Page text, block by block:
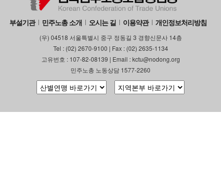
부설기관 민주노총 소개 오시는 길 이용약관 개인정보처리방침
(우) 04518 서울특별시 중구 정동길 3 경향신문사 14층
Tel : (02) 2670-9100 | Fax : (02) 2635-1134
고유번호 : 107-82-08139 | Email : kctu@nodong.org
민주노총 노동상담 1577-2260